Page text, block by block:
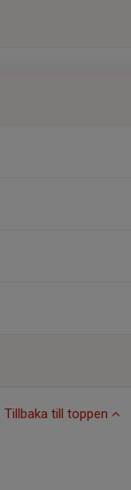
Tillbaka till toppen